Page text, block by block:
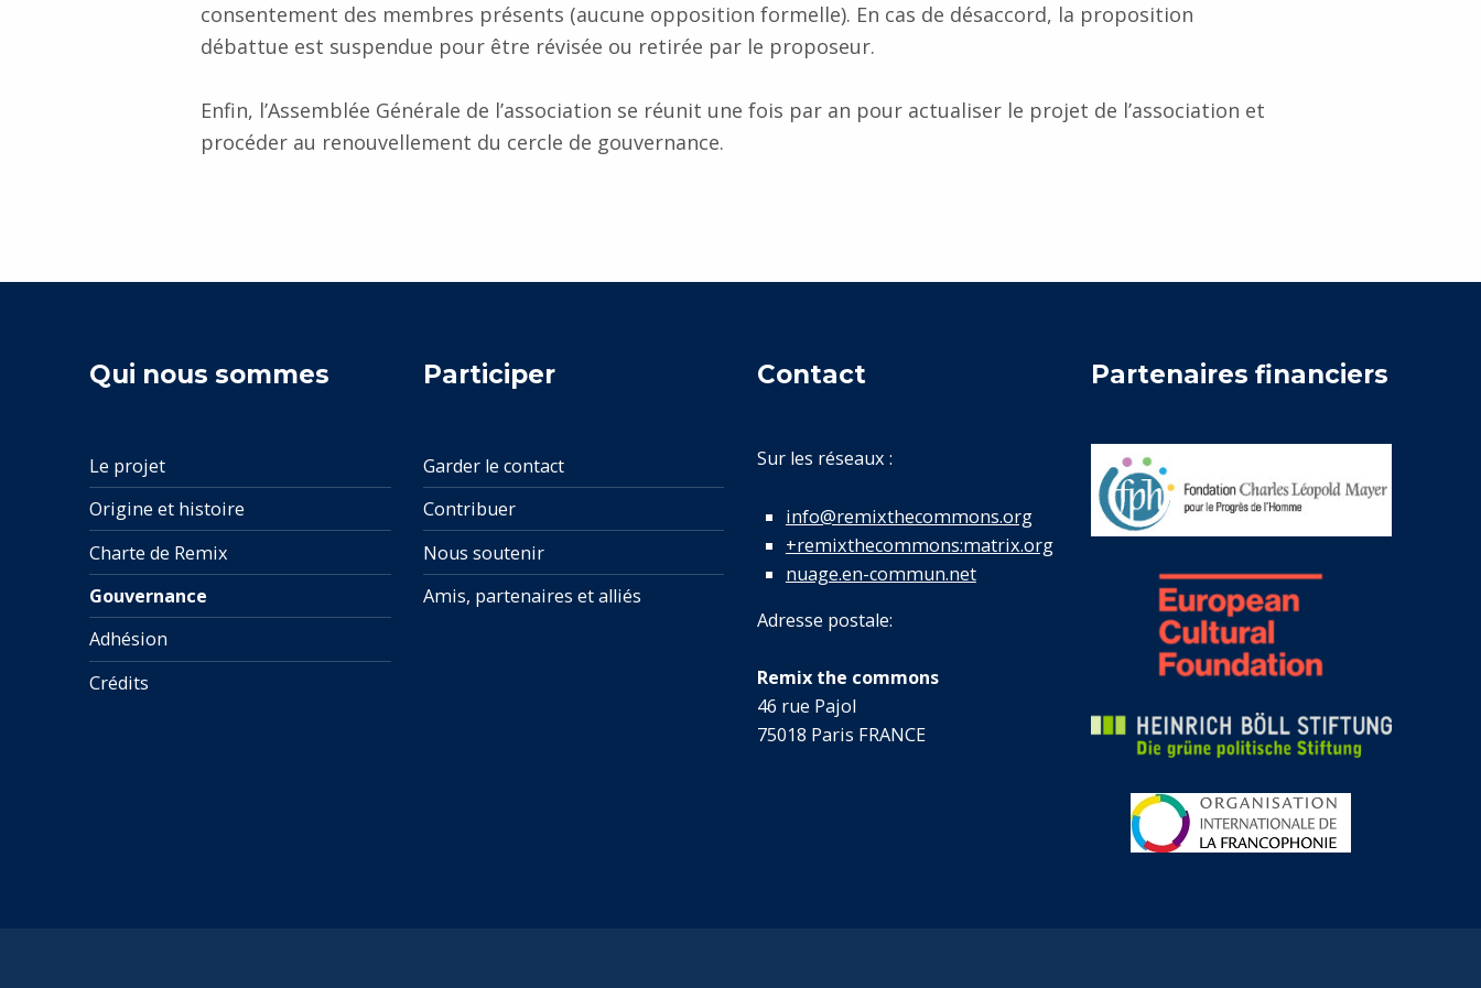
consentement des membres présents (aucune opposition formelle). En cas de désaccord, la proposition
débattue est suspendue pour être révisée ou retirée par le proposeur.
Enfin, l’Assemblée Générale de l’association se réunit une fois par an pour actualiser le projet de l’association et
procéder au renouvellement du cercle de gouvernance.
Qui nous sommes
Le projet
Origine et histoire
Charte de Remix
Gouvernance
Adhésion
Crédits
Participer
Garder le contact
Contribuer
Nous soutenir
Amis, partenaires et alliés
Contact
Sur les réseaux :
info@remixthecommons.org
+remixthecommons:matrix.org
nuage.en-commun.net
Adresse postale:
Remix the commons
46 rue Pajol
75018 Paris FRANCE
Partenaires financiers